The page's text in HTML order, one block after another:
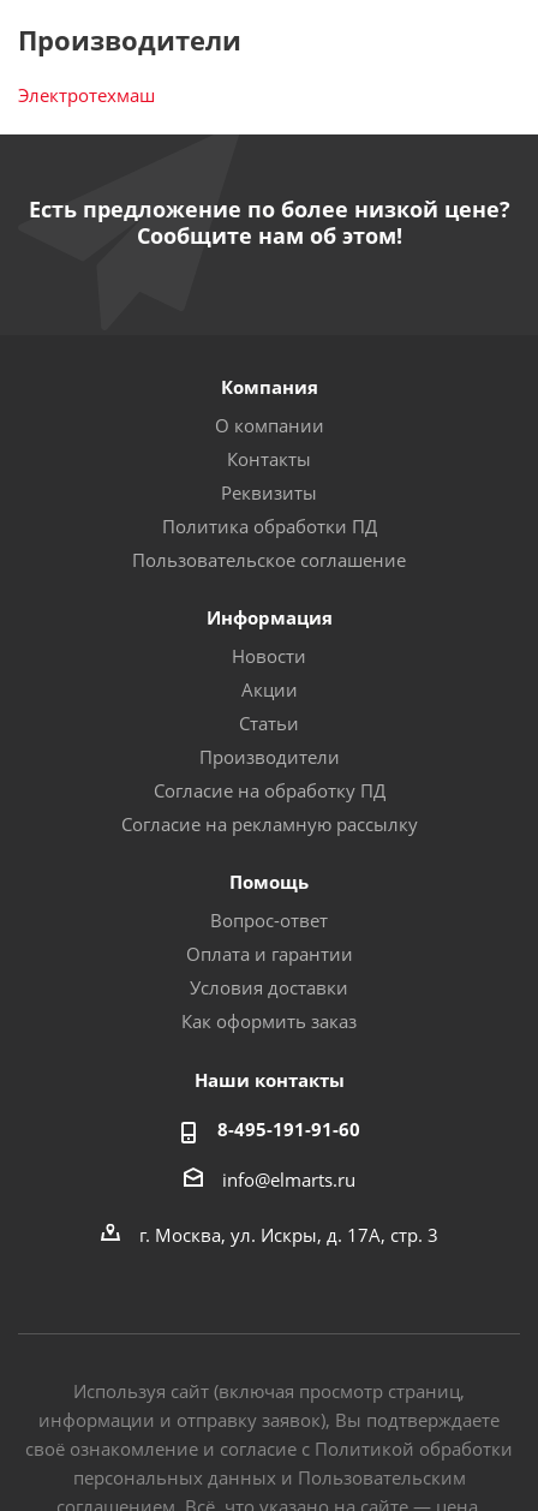
Производители
Электротехмаш
Есть предложение по более низкой цене?
Сообщите нам об этом!
Компания
О компании
Контакты
Реквизиты
Политика обработки ПД
Пользовательское соглашение
Информация
Новости
Акции
Статьи
Производители
Согласие на обработку ПД
Согласие на рекламную рассылку
Помощь
Вопрос-ответ
Оплата и гарантии
Условия доставки
Как оформить заказ
Наши контакты
8-495-191-91-60
info@elmarts.ru
г. Москва, ул. Искры, д. 17А, стр. 3
Используя сайт (включая просмотр страниц,
информации и отправку заявок), Вы подтверждаете
своё ознакомление и согласие с Политикой обработки
персональных данных и Пользовательским
соглашением. Всё, что указано на сайте — цена,